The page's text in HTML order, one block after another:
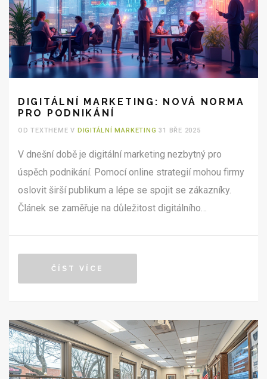
DIGITÁLNÍ MARKETING: NOVÁ NORMA
PRO PODNIKÁNÍ
OD TEXTHEME V DIGITÁLNÍ MARKETING 31 BŘE 2025
V dnešní době je digitální marketing nezbytný pro
úspěch podnikání. Pomocí online strategií mohou firmy
oslovit širší publikum a lépe se spojit se zákazníky.
Článek se zaměřuje na důležitost digitálního
médií po e-mailové kampaně, každá firma může najít
ČÍST VÍCE